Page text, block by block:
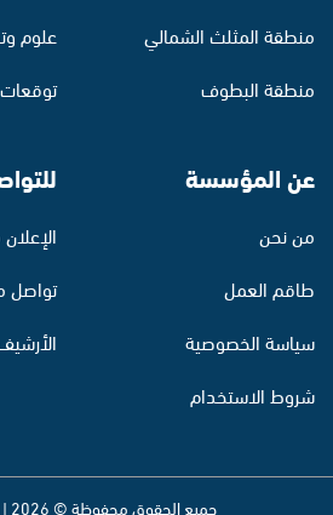
منطقة المثلث الشمالي
منطقة البطوف
علوم
عن المؤسسة
من نحن
طاقم العمل
سياسة الخصوصية
شروط الاستخدام
تواصل
جميع الحقوق محفوظة © 2026 | موقع الشمس